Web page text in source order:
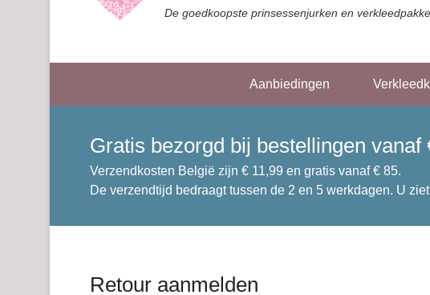
De goedkoopste prinsessenjurken en
Aanbiedingen
Gratis bezorgd bij bestellingen
Verzendkosten België zijn € 11,99 en gratis vanaf € 85.
De verzendtijd bedraagt tussen de 2 en 5 werkdagen. U
Retour aanmelden